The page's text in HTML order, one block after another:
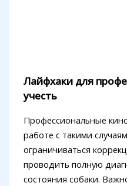
Лайфхаки для
учесть
Профессиональные
работе с такими
ограничиваться
проводить полную
состояния собаки.